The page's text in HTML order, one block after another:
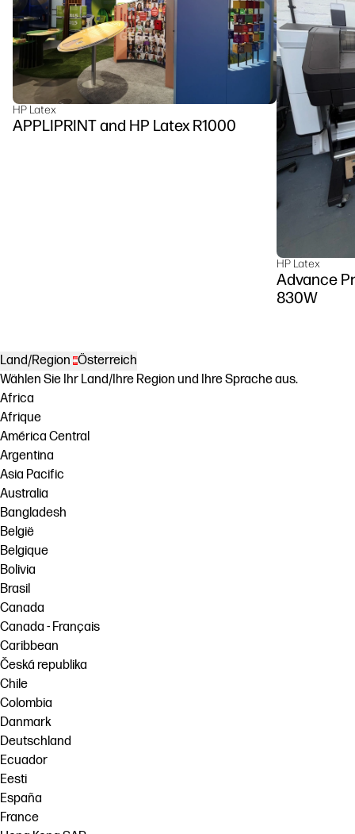
HP Latex
APPLIPRINT and HP Latex R1000
HP Latex
Advance
830W
Land/Region Österreich
Wählen Sie Ihr Land/Ihre Region und Ihre Sprache aus.
Africa
Afrique
América Central
Argentina
Asia Pacific
Australia
Bangladesh
België
Belgique
Bolivia
Brasil
Canada
Canada - Français
Caribbean
Česká republika
Chile
Colombia
Danmark
Deutschland
Ecuador
Eesti
España
France